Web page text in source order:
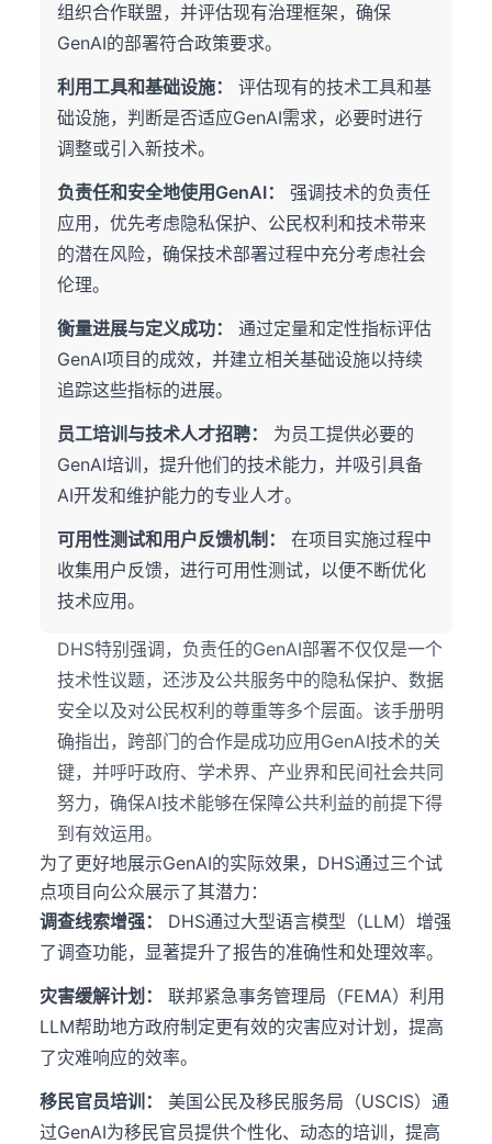
组织合作联盟，并评估现有治理框架，确保
GenAI的部署符合政策要求。
利用工具和基础设施：
评估现有的技术工具和基
础设施，判断是否适应GenAI需求，必要时进行
调整或引入新技术。
负责任和安全地使用GenAI：
强调技术的负责任
应用，优先考虑隐私保护、公民权利和技术带来
的潜在风险，确保技术部署过程中充分考虑社会
伦理。
衡量进展与定义成功：
通过定量和定性指标评估
GenAI项目的成效，并建立相关基础设施以持续
追踪这些指标的进展。
员工培训与技术人才招聘：
为员工提供必要的
GenAI培训，提升他们的技术能力，并吸引具备
AI开发和维护能力的专业人才。
可用性测试和用户反馈机制：
在项目实施过程中
收集用户反馈，进行可用性测试，以便不断优化
技术应用。
DHS特别强调，负责任的GenAI部署不仅仅是一个
技术性议题，还涉及公共服务中的隐私保护、数据
安全以及对公民权利的尊重等多个层面。该手册明
确指出，跨部门的合作是成功应用GenAI技术的关
键，并呼吁政府、学术界、产业界和民间社会共同
努力，确保AI技术能够在保障公共利益的前提下得
到有效运用。
为了更好地展示GenAI的实际效果，DHS通过三个试
点项目向公众展示了其潜力：
调查线索增强：
DHS通过大型语言模型（LLM）增强
了调查功能，显著提升了报告的准确性和处理效率。
灾害缓解计划：
联邦紧急事务管理局（FEMA）利用
LLM帮助地方政府制定更有效的灾害应对计划，提高
了灾难响应的效率。
移民官员培训：
美国公民及移民服务局（USCIS）通
过GenAI为移民官员提供个性化、动态的培训，提高